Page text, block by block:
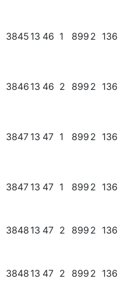
3845 13 46 1 899 2 136
3846 13 46 2 899 2 136
3847 13 47 1 899 2 136
3847 13 47 1 899 2 136
3848 13 47 2 899 2 136
3848 13 47 2 899 2 136